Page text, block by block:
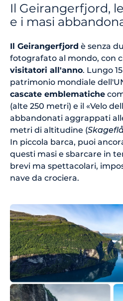
Il Geirangerfjord,
e i masi
Il Geirangerfjord è senza
fotografato al mondo, con
visitatori all'anno. Lungo
patrimonio mondiale
cascate emblematiche
(alte 250 metri) e il «Velo
abbandonati aggrappati
metri di altitudine (
In piccola barca, puoi
questi masi e sbarcare in
brevi ma spettacolari,
nave da crociera.